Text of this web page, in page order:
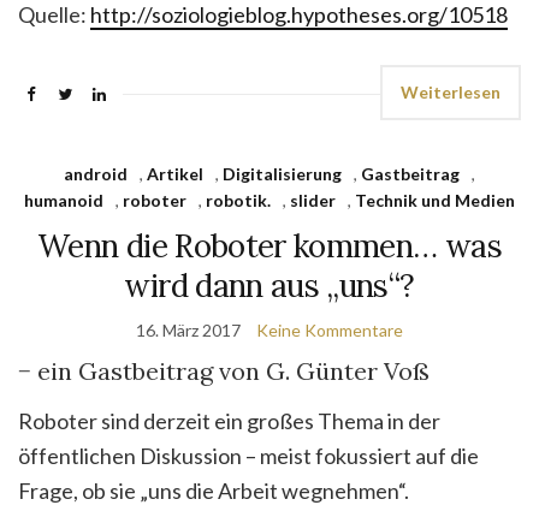
Quelle: http://soziologieblog.hypotheses.org/10518
Weiterlesen
android , Artikel , Digitalisierung , Gastbeitrag ,
humanoid
, roboter , robotik. , slider , Technik und Medien
Wenn die Roboter kommen… was
wird dann aus „uns“?
16. März 2017 Keine Kommentare
− ein Gastbeitrag von G. Günter Voß
Roboter sind derzeit ein großes Thema in der
öffentlichen Diskussion – meist fokussiert auf die
Frage, ob sie „uns die Arbeit wegnehmen“.